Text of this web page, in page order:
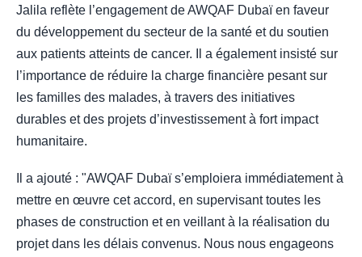
Jalila reflète l’engagement de AWQAF Dubaï en faveur
du développement du secteur de la santé et du soutien
aux patients atteints de cancer. Il a également insisté sur
l’importance de réduire la charge financière pesant sur
les familles des malades, à travers des initiatives
durables et des projets d’investissement à fort impact
humanitaire.
Il a ajouté : "AWQAF Dubaï s’emploiera immédiatement à
mettre en œuvre cet accord, en supervisant toutes les
phases de construction et en veillant à la réalisation du
projet dans les délais convenus. Nous nous engageons